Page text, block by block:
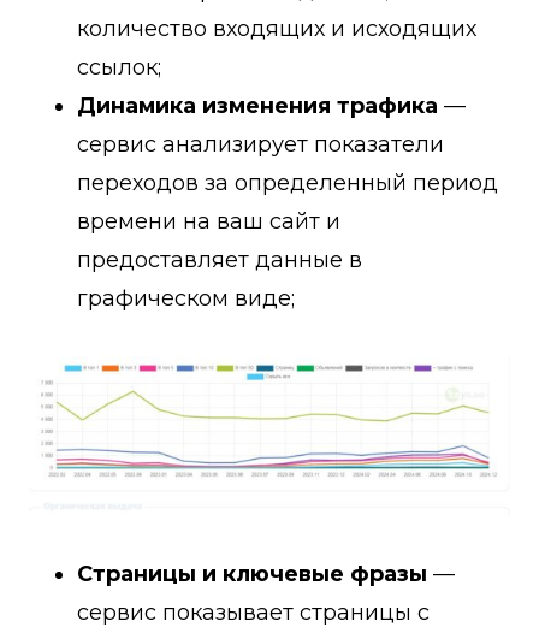
количество входящих и исходящих
ссылок;
Динамика изменения трафика —
сервис анализирует показатели
переходов за определенный период
времени на ваш сайт и
предоставляет данные в
графическом виде;
Страницы и ключевые фразы —
сервис показывает страницы с